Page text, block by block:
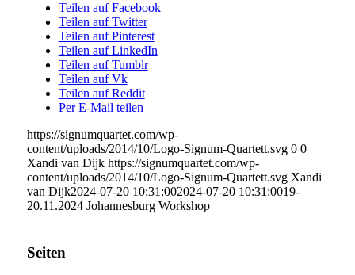
Teilen auf Facebook
Teilen auf Twitter
Teilen auf Pinterest
Teilen auf LinkedIn
Teilen auf Tumblr
Teilen auf Vk
Teilen auf Reddit
Per E-Mail teilen
https://signumquartet.com/wp-
content/uploads/2014/10/Logo-Signum-Quartett.svg 0 0
Xandi van Dijk https://signumquartet.com/wp-
content/uploads/2014/10/Logo-Signum-Quartett.svg Xandi
van Dijk2024-07-20 10:31:002024-07-20 10:31:0019-
20.11.2024 Johannesburg Workshop
Seiten